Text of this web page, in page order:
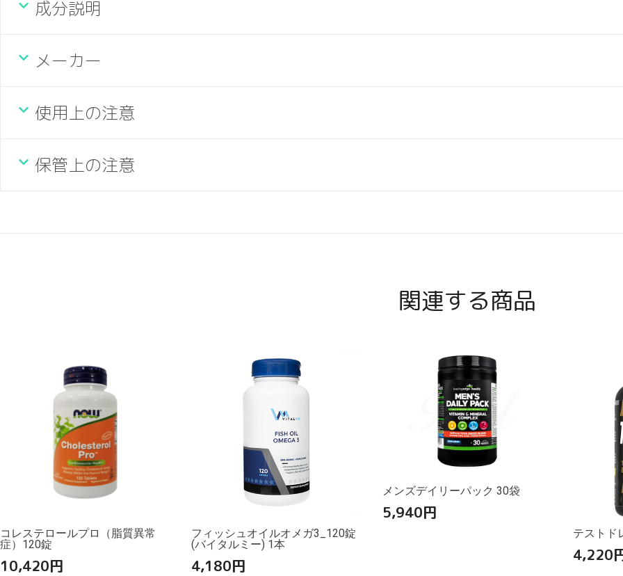
成分説明
メーカー
使用上の注意
保管上の注意
関連する商品
コレステロールプロ（脂質異常
症）120錠
10,420円
フィッシュオイルオメガ3_120錠
(バイタルミー) 1本
4,180円
メンズデイリーパック 30袋
5,940円
テストド
4,220